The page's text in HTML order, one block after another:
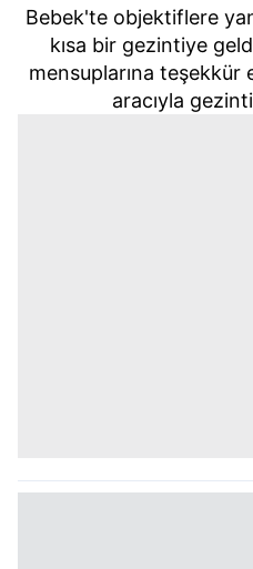
Bebek'te objektiflere
kısa bir gezintiye
mensuplarına
aracıyla